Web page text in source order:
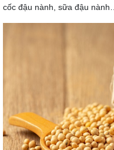
cốc đậu nành, sữa đậu nành…